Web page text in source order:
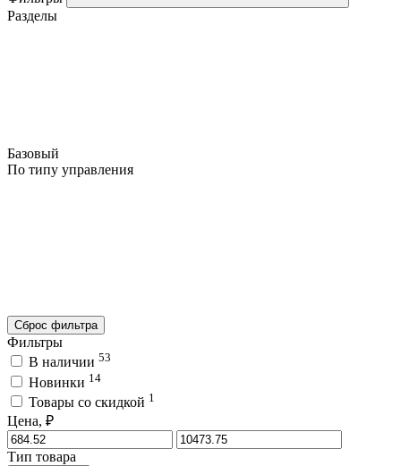
Разделы
Базовый
По типу управления
Сброс фильтра
Фильтры
В наличии 53
Новинки 14
Товары со скидкой 1
Цена, ₽
Тип товара